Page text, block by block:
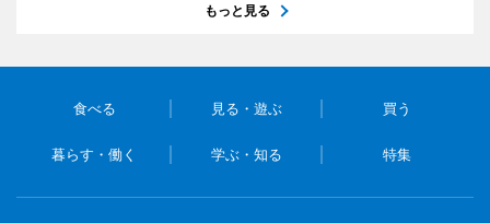
もっと見る
食べる 見る・遊ぶ 買う
暮らす・働く 学ぶ・知る 特集